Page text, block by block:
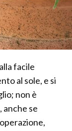
facile
al sole, e si
non è
anche se